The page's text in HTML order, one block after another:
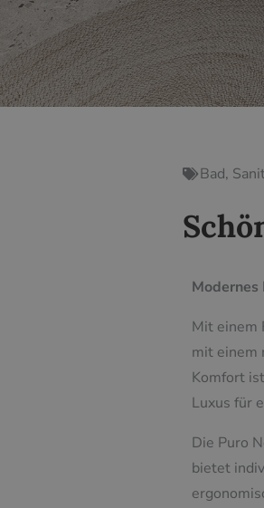
Bad,
Mit einem
mit einem
Komfort
Luxus für
Die Puro
bietet